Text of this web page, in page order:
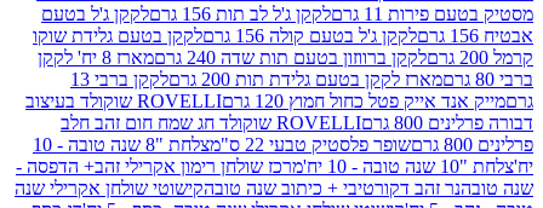
11 גרם
לקקן ג'ל לב תות 156 גרם
לקקן ג'ל בטעם
לקקן ג'ל בטעם קולה 156 גרם
לקקן בטעם גלידת שוקו
לקקן ברווזון בטעם תות שדה 240 גרם
מארז 8 יח' לקקן
מארז לקקן בטעם גלידת תות 200 גרם
לקקן ברבי 13
אייק פטל כחול חמוץ 120 גרם
ROVELLI שוקולד בעיצוב
גרם
ROVELLI שוקולד חג שמח חום זהב חלב
שופר פלסטיק טבעי 22 ס"מ
צלחת "8 שנה טובה - 10
מרכז שולחן רימון אקרילי זהב+ הדפסה -
זהב דקורטיבי + כיתוב שנה טובהקישוטי שולחן אקרילי שנה